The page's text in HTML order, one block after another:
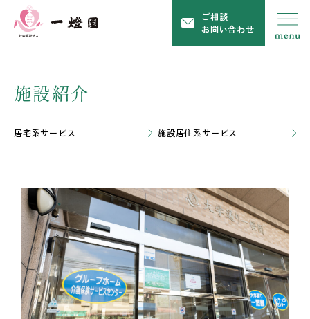
ご相談
お問い合わせ
施設紹介
居宅系サービス 施設居住系サービス